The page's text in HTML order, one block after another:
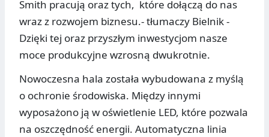
Smith pracują oraz tych, które dołączą do nas
wraz z rozwojem biznesu.- tłumaczy Bielnik -
Dzięki tej oraz przyszłym inwestycjom nasze
moce produkcyjne wzrosną dwukrotnie.
Nowoczesna hala została wybudowana z myślą
o ochronie środowiska. Między innymi
wyposażono ją w oświetlenie LED, które pozwala
na oszczędność energii. Automatyczna linia